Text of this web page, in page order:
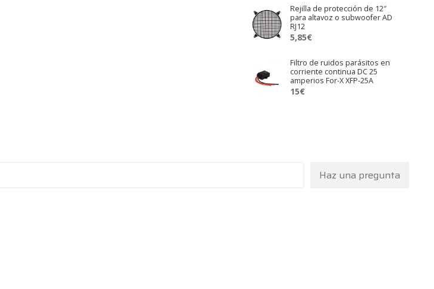
Rejilla de protección de 12″
para altavoz o subwoofer AD
RJ12
5,85€
Filtro de ruidos parásitos en
corriente continua DC 25
amperios For-X XFP-25A
15€
Haz una pregunta